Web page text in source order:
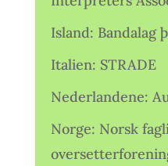
Island: Bandalag
Italien: STRADE
Nederlandene:
Norge: Norsk